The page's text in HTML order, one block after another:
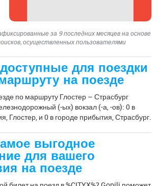
за 9 последних месяцев на основе
осуществленных пользователями
для поездки
на поезде
по маршруту Глостер – Страсбург
(-ых) вокзал (-а, -ов): 0 в
Глостер, и 0 в городе прибытия, Страсбург.
выгодное
для вашего
на поезде